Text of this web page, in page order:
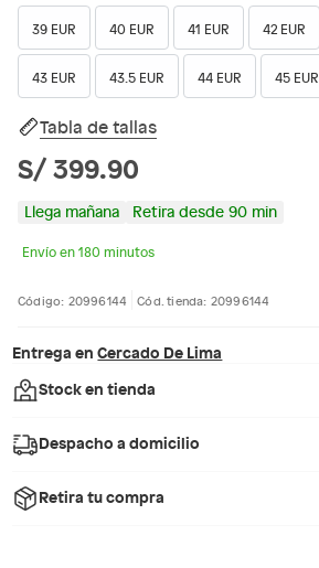
39 EUR 40 EUR 41 EUR 42 EUR
43 EUR 43.5 EUR 44 EUR 45 EUR
Tabla de tallas
S/ 399.90
Llega mañana Retira desde 90 min
Envío en 180 minutos
Código: 20996144 Cód. tienda: 20996144
Entrega en Cercado De Lima
Stock en tienda
Despacho a domicilio
Retira tu compra